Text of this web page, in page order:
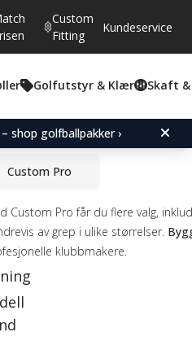
Custom
Fitting
Kundeservice
Golfutstyr & Klær Skaft &
shop golfballpakker ›
Gjennomsnittskarakter:
stemmer:
Forged Wedge
Custom Pro
Custom Pro får du flere valg,
av grep i ulike størrelser.
klubbmakere.